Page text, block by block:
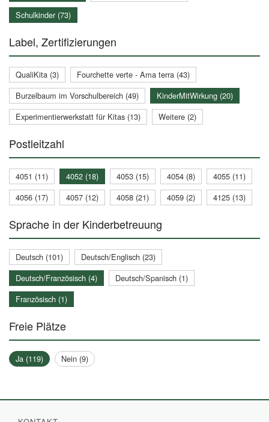
Schulkinder (73)
Label, Zertifizierungen
QualiKita (3)
Fourchette verte - Ama terra (43)
Burzelbaum im Vorschulbereich (49)
KinderMitWirkung (20)
Experimentierwerkstatt für Kitas (13)
Weitere (2)
Postleitzahl
4051 (11) 4052 (18) 4053 (15) 4054 (8)
4055 (11)
4056 (17)
4057 (12) 4058 (21) 4059 (2) 4125 (13)
Sprache in der Kinderbetreuung
Deutsch (101)
Deutsch/Englisch (23)
Deutsch/Französisch (4)
Deutsch/Spanisch (1)
Französisch (1)
Freie Plätze
Ja (119) Nein (9)